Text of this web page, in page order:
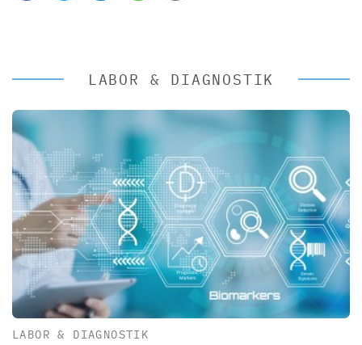
LABOR & DIAGNOSTIK
LABOR & DIAGNOSTIK